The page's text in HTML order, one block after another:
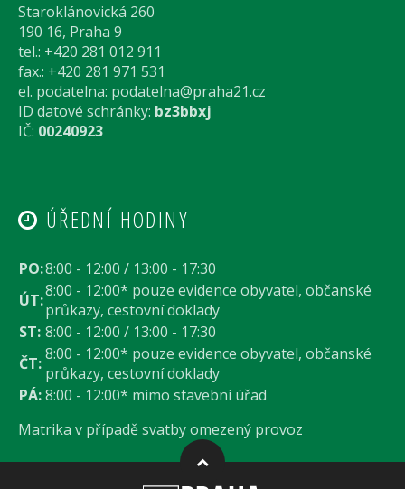
Staroklánovická 260
190 16, Praha 9
tel.: +420 281 012 911
fax.: +420 281 971 531
el. podatelna: podatelna@praha21.cz
ID datové schránky: bz3bbxj
IČ: 00240923
ÚŘEDNÍ HODINY
PO:8:00 - 12:00 / 13:00 - 17:30
ÚT:8:00 - 12:00* pouze evidence obyvatel, občanské
průkazy, cestovní doklady
ST: 8:00 - 12:00 / 13:00 - 17:30
ČT:8:00 - 12:00* pouze evidence obyvatel, občanské
průkazy, cestovní doklady
PÁ:8:00 - 12:00* mimo stavební úřad
Matrika v případě svatby omezený provoz